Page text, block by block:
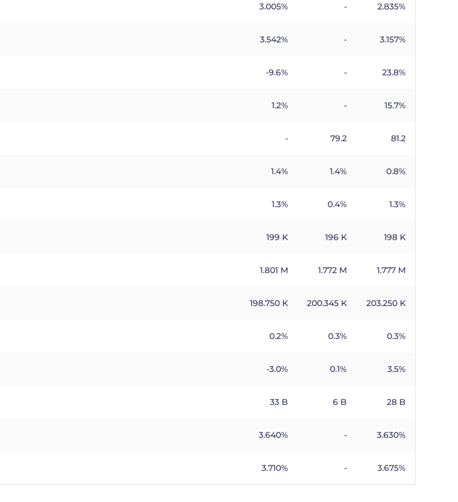
3.005% - 2.835%
3.542% - 3.157%
-9.6% - 23.8%
1.2% - 15.7%
- 79.2 81.2
1.4% 1.4% 0.8%
1.3% 0.4% 1.3%
199 K 196 K 198 K
1.801 M 1.772 M 1.777 M
198.750 K 200.345 K 203.250 K
0.2% 0.3% 0.3%
-3.0% 0.1% 3.5%
33 B 6 B 28 B
3.640% - 3.630%
3.710% - 3.675%